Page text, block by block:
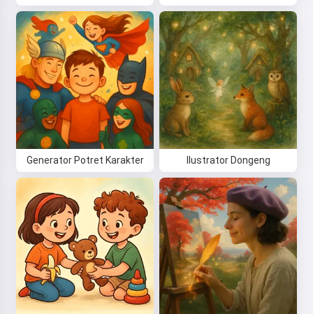
Generator Potret Karakter Ilustrator Dongeng